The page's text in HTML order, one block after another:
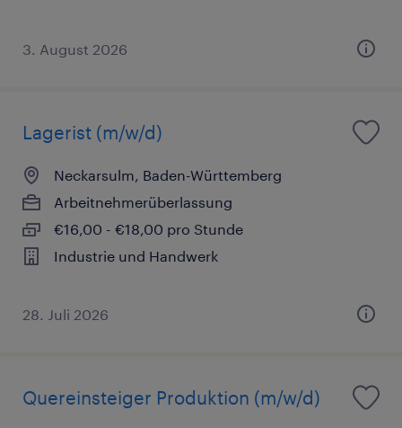
3. August 2026
Lagerist (m/w/d)
Neckarsulm, Baden-Württemberg
Arbeitnehmerüberlassung
€16,00 - €18,00 pro Stunde
Industrie und Handwerk
28. Juli 2026
Quereinsteiger Produktion (m/w/d)